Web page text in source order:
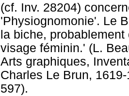
(cf. Inv. 28204)
'Physiognomonie'. Le
la biche,
visage féminin.' (L.
Arts graphiques,
Charles Le Brun,
597).